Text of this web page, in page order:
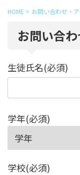
HOME > お問い合わせ・
お問い合
生徒氏名(必須)
学年(必須)
学校(必須)